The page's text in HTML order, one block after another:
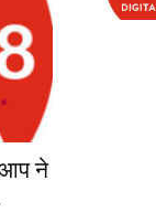
ने